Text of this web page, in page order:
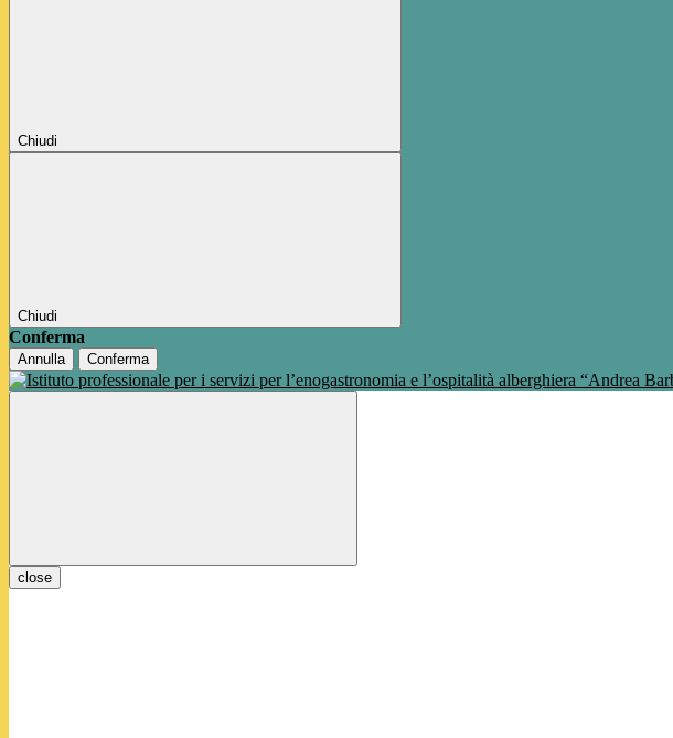
Chiudi
Chiudi
Conferma
Annulla Conferma
close